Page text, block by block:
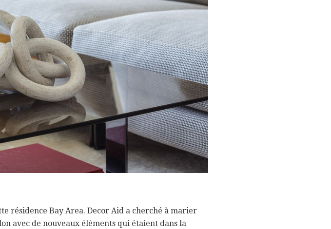
résidence Bay Area. Decor Aid a cherché à marier
avec de nouveaux éléments qui étaient dans la